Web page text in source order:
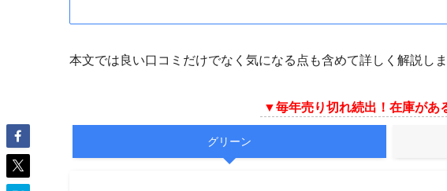
本文では良い口コミだけでなく気になる点も含めて詳しく解説しま
▼毎年売り切れ続出！在庫があ
グリーン